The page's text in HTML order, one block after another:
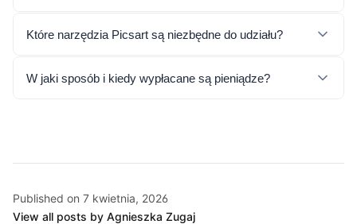
Które narzędzia Picsart są niezbędne do udziału?
W jaki sposób i kiedy wypłacane są pieniądze?
Published on 7 kwietnia, 2026
View all posts by Agnieszka Zugaj